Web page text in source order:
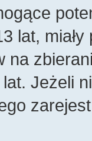
lat,
na
Jeżeli